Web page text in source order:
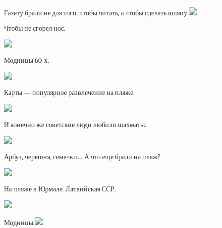
Газету брали не для того, чтобы читать, а чтобы сделать шляпу.
Чтобы не сгорел нос.
Модницы 60-х.
Карты — популярное развлечение на пляже.
И конечно же советские люди любили шахматы.
Арбуз, черешня, семечки… А что еще брали на пляж?
На пляже в Юрмале. Латвийская ССР.
Модницы.